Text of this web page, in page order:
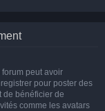
peut avoir
pour poster des
de bénéficier de
comme les avatars